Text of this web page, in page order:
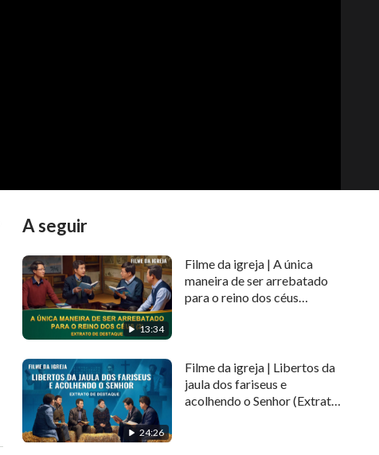
A seguir
13:34
Filme da igreja | A única
maneira de ser arrebatado
para o reino dos céus
24:26
Filme da igreja | Libertos da
jaula dos fariseus e
acolhendo o Senhor (Extrato